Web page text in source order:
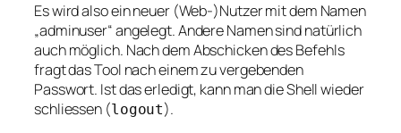
Es wird also ein neuer (Web-)Nutzer mit dem Namen
„adminuser“ angelegt. Andere Namen sind natürlich
auch möglich. Nach dem Abschicken des Befehls
fragt das Tool nach einem zu vergebenden
Passwort. Ist das erledigt, kann man die Shell wieder
schliessen (logout).